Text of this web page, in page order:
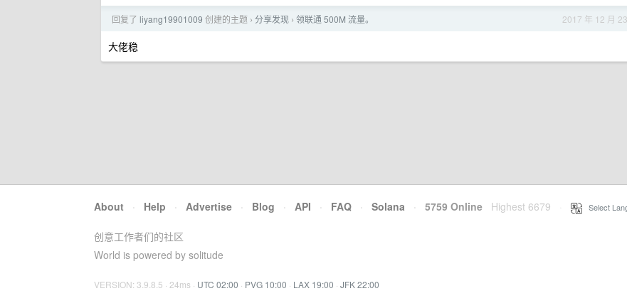
2017 年 12 月
回复了 liyang19901009 创建的主题 › 分享发现 › 领联通 500M 流量。
大佬稳
About · Help · Advertise · Blog · API · FAQ · Solana · 5759 Online Highest 6679 Select
创意工作者们的社区
World is powered by solitude
VERSION: 3.9.8.5 · 24ms · UTC 02:00 · PVG 10:00 · LAX 19:00 · JFK 22:00